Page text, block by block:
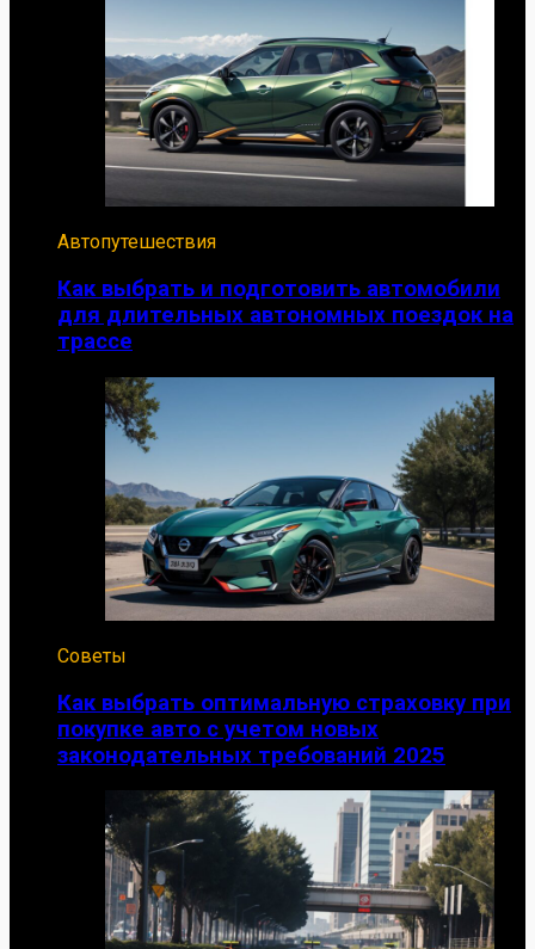
Автопутешествия
Как выбрать и подготовить автомобили
для длительных автономных поездок на
трассе
Советы
Как выбрать оптимальную страховку при
покупке авто с учетом новых
законодательных требований 2025